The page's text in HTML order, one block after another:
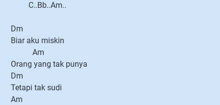
C..Bb..Am..
Dm
Biar aku miskin
Am
Orang yang tak punya
Dm
Tetapi tak sudi
Am